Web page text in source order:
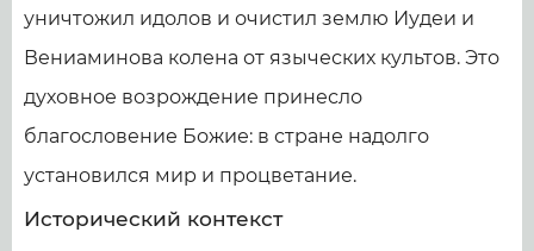
уничтожил идолов и очистил землю Иудеи и
Вениаминова колена от языческих культов. Это
духовное возрождение принесло
благословение Божие: в стране надолго
установился мир и процветание.
Исторический контекст